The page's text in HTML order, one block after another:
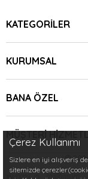
KATEGORİLER
KURUMSAL
BANA ÖZEL
MÜŞTERİ
©
Çerez Kullanımı
Sizlere en iyi alışveriş
sitemizde